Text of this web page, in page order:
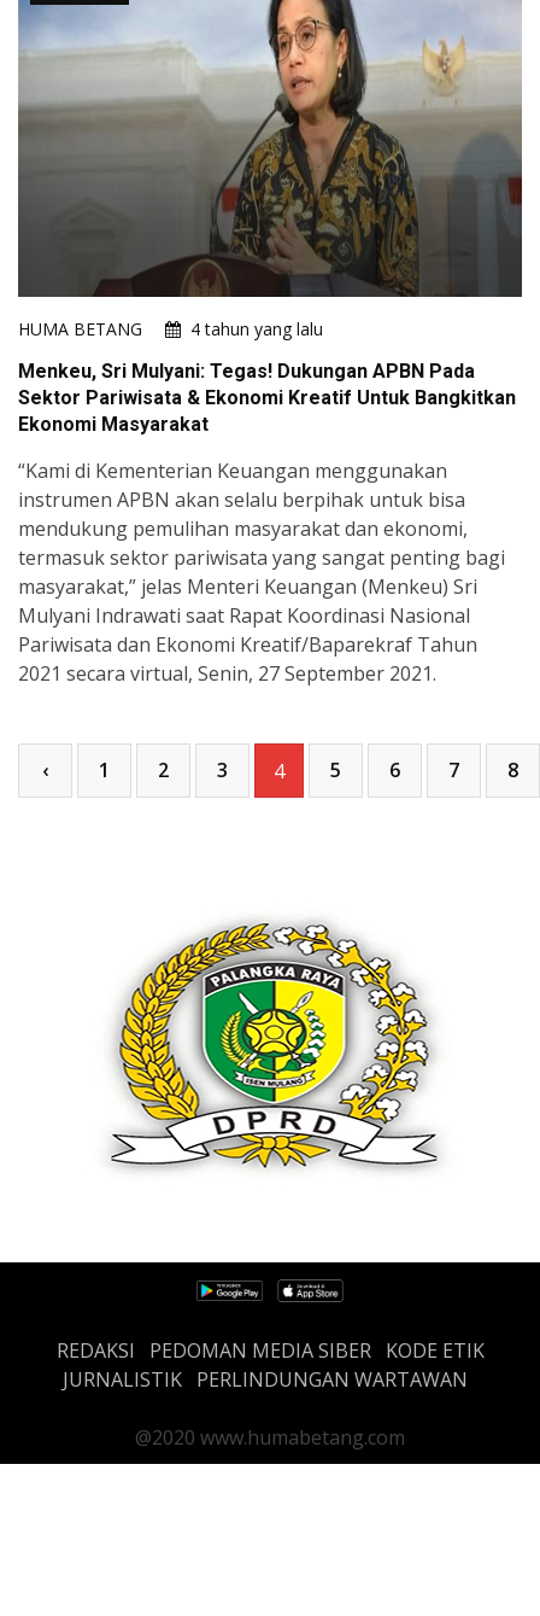
HUMA BETANG
4 tahun yang lalu
Menkeu, Sri Mulyani: Tegas! Dukungan APBN Pada
Sektor Pariwisata & Ekonomi Kreatif Untuk Bangkitkan
Ekonomi Masyarakat
“Kami di Kementerian Keuangan menggunakan
instrumen APBN akan selalu berpihak untuk bisa
mendukung pemulihan masyarakat dan ekonomi,
termasuk sektor pariwisata yang sangat penting bagi
masyarakat,” jelas Menteri Keuangan (Menkeu) Sri
Mulyani Indrawati saat Rapat Koordinasi Nasional
Pariwisata dan Ekonomi Kreatif/Baparekraf Tahun
2021 secara virtual, Senin, 27 September 2021.
‹ 1 2 3 4 5 6 7 8
REDAKSI PEDOMAN MEDIA SIBER
KODE ETIK
JURNALISTIK PERLINDUNGAN WARTAWAN
@2020 www.humabetang.com